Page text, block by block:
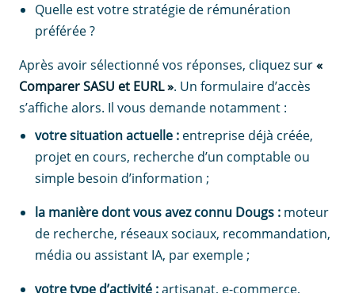
Quelle est votre stratégie de rémunération
préférée ?
Après avoir sélectionné vos réponses, cliquez sur«
Comparer SASU et EURL ». Un formulaire d’accès
s’affiche alors. Il vous demande notamment :
votre situation actuelle : entreprise déjà créée,
projet en cours, recherche d’un comptable ou
simple besoin d’information ;
la manière dont vous avez connu Dougs : moteur
de recherche, réseaux sociaux, recommandation,
média ou assistant IA, par exemple ;
votre type d’activité :artisanat, e-commerce,